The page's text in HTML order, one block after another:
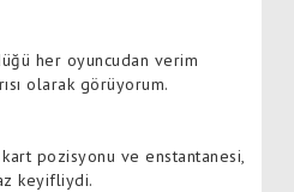
her oyuncudan verim
olarak görüyorum.
kart pozisyonu ve enstantanesi,
keyifliydi.